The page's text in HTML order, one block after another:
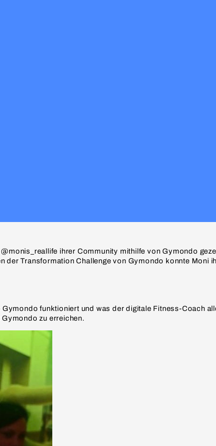
ihrer Community mithilfe von Gymondo
Transformation Challenge von Gymondo konnte Moni
funktioniert und was der digitale Fitness-Coach
zu erreichen.